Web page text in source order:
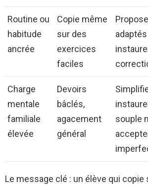
Routine ou
habitude
ancrée
Copie même
sur des
exercices
faciles
Charge
mentale
familiale
élevée
Devoirs
bâclés,
agacement
général
souple
Le message clé : un élève qui copie